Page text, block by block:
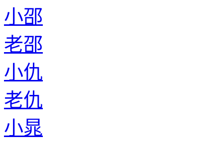
小邵
老邵
小仇
老仇
小晁